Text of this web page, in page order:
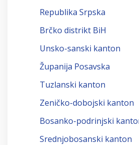
Republika Srpska
Brčko distrikt BiH
Unsko-sanski kanton
Županija Posavska
Tuzlanski kanton
Zeničko-dobojski kanton
Bosanko-podrinjski
Srednjobosanski kanton